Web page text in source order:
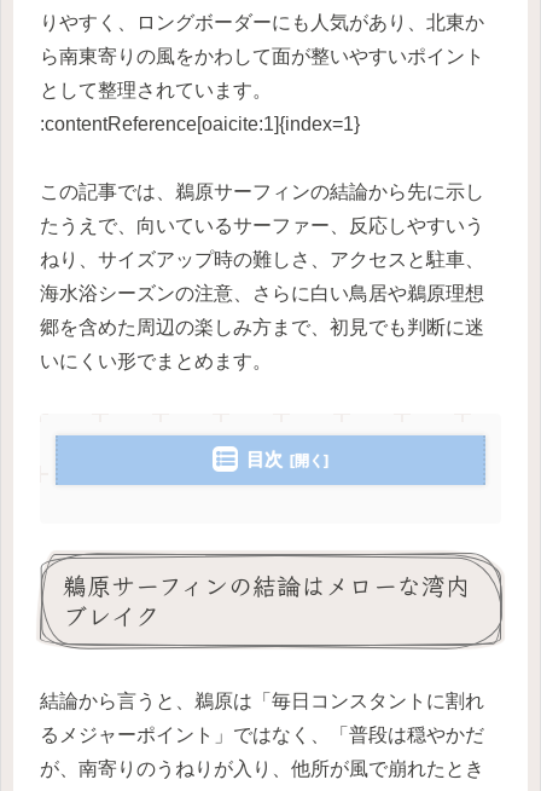
りやすく、ロングボーダーにも人気があり、北東か
ら南東寄りの風をかわして面が整いやすいポイント
として整理されています。
:contentReference[oaicite:1]{index=1}
この記事では、鵜原サーフィンの結論から先に示し
たうえで、向いているサーファー、反応しやすいう
ねり、サイズアップ時の難しさ、アクセスと駐車、
海水浴シーズンの注意、さらに白い鳥居や鵜原理想
郷を含めた周辺の楽しみ方まで、初見でも判断に迷
いにくい形でまとめます。
目次
鵜原サーフィンの結論はメローな湾内
ブレイク
結論から言うと、鵜原は「毎日コンスタントに割れ
るメジャーポイント」ではなく、「普段は穏やかだ
が、南寄りのうねりが入り、他所が風で崩れたとき